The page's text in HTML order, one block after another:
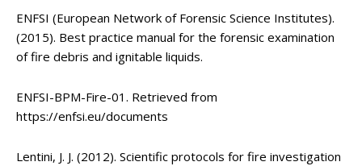
ENFSI (European Network of Forensic Science Institutes).
(2015). Best practice manual for the forensic examination
of fire debris and ignitable liquids.
ENFSI-BPM-Fire-01. Retrieved from
https://enfsi.eu/documents
Lentini, J. J. (2012). Scientific protocols for fire investigation